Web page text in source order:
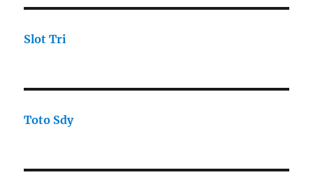
Slot Tri
Toto Sdy